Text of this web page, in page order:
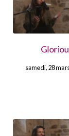
samedi, 28